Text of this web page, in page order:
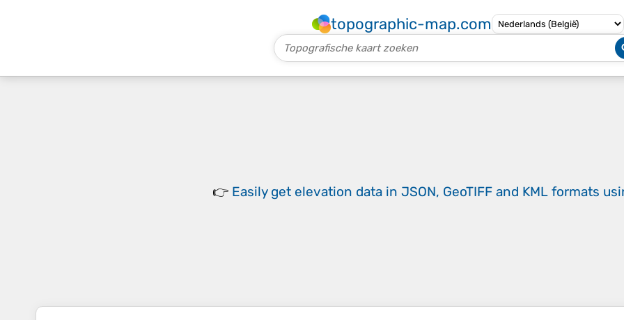
topographic-map.com
👉 Easily get elevation data in JSON, GeoTIFF and KML formats